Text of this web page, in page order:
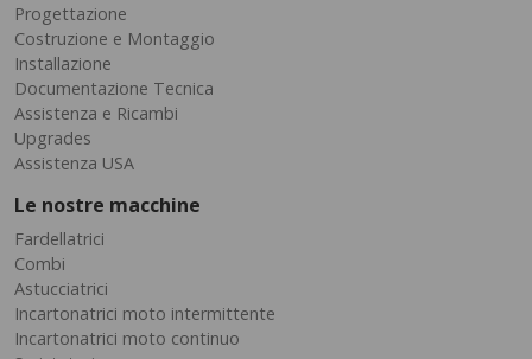
Progettazione
Costruzione e Montaggio
Installazione
Documentazione Tecnica
Assistenza e Ricambi
Upgrades
Assistenza USA
Le nostre macchine
Fardellatrici
Combi
Astucciatrici
Incartonatrici moto intermittente
Incartonatrici moto continuo